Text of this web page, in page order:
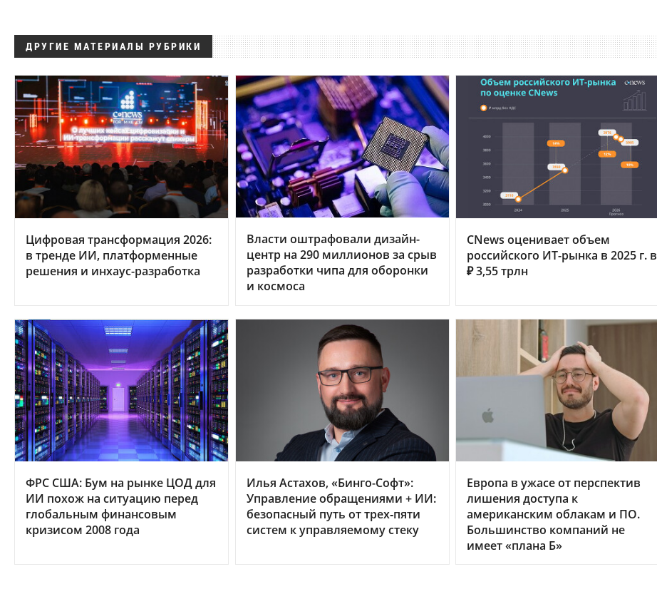
ДРУГИЕ МАТЕРИАЛЫ РУБРИКИ
Цифровая трансформация 2026:
в тренде ИИ, платформенные
решения и инхаус-разработка
Власти оштрафовали дизайн-
центр на 290 миллионов за срыв
разработки чипа для оборонки
и космоса
CNews оценивает объем
российского ИТ-рынка в 2025 г. в
₽ 3,55 трлн
ФРС США: Бум на рынке ЦОД для
ИИ похож на ситуацию перед
глобальным финансовым
кризисом 2008 года
Илья Астахов, «Бинго-Софт»:
Управление обращениями + ИИ:
безопасный путь от трех‑пяти
систем к управляемому стеку
Европа в ужасе от перспектив
лишения доступа к
американским облакам и ПО.
Большинство компаний не
имеет «плана Б»